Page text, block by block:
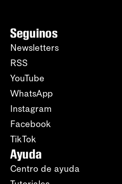
Seguinos
Newsletters
RSS
YouTube
WhatsApp
Instagram
Facebook
TikTok
Ayuda
Centro de ayuda